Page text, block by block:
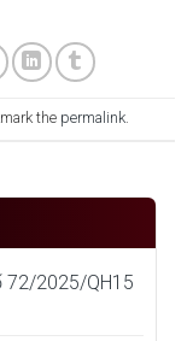
the permalink.
72/2025/QH15